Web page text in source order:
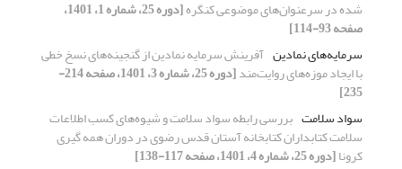
شده در سرعنوان‌های موضوعی کنگره [دوره 25، شماره 1، 1401،
صفحه 93-114]
سرمایه‌های نمادین آفرینش سرمایه نمادین از گنجینه‌های نسخ خطی
با ایجاد موزه‌های روایت‌مند [دوره 25، شماره 3، 1401، صفحه 214-
235]
سواد سلامت بررسی رابطه سواد سلامت و شیو‌ه‌های کسب اطلاعات
سلامت کتابداران کتابخانه آستان قدس رضوی در دوران همه گیری
کرونا[دوره 25، شماره 4، 1401، صفحه 117-138]